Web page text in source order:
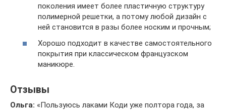
поколения имеет более пластичную структуру
полимерной решетки, а потому любой дизайн с
ней становится в разы более носким и прочным;
Хорошо подходит в качестве самостоятельного
покрытия при классическом французском
маникюре.
Отзывы
Ольга: «Пользуюсь лаками Коди уже полтора года, за